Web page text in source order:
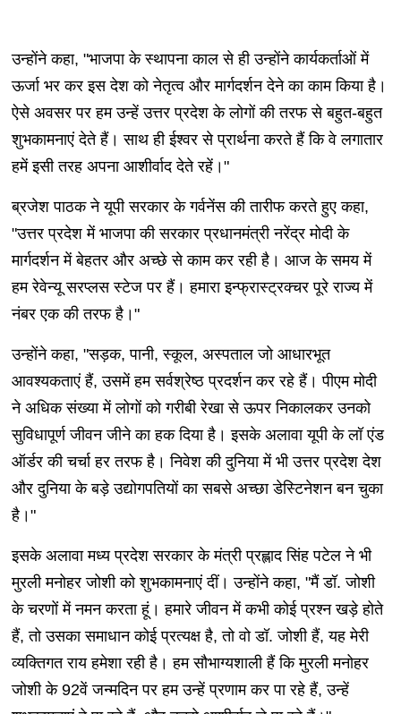
उन्होंने कहा, "भाजपा के स्थापना काल से ही उन्होंने कार्यकर्ताओं में
ऊर्जा भर कर इस देश को नेतृत्व और मार्गदर्शन देने का काम किया है।
ऐसे अवसर पर हम उन्हें उत्तर प्रदेश के लोगों की तरफ से बहुत-बहुत
शुभकामनाएं देते हैं। साथ ही ईश्वर से प्रार्थना करते हैं कि वे लगातार
हमें इसी तरह अपना आशीर्वाद देते रहें।"
ब्रजेश पाठक ने यूपी सरकार के गर्वनेंस की तारीफ करते हुए कहा,
"उत्तर प्रदेश में भाजपा की सरकार प्रधानमंत्री नरेंद्र मोदी के
मार्गदर्शन में बेहतर और अच्छे से काम कर रही है। आज के समय में
हम रेवेन्यू सरप्लस स्टेज पर हैं। हमारा इन्फ्रास्ट्रक्चर पूरे राज्य में
नंबर एक की तरफ है।"
उन्होंने कहा, "सड़क, पानी, स्कूल, अस्पताल जो आधारभूत
आवश्यकताएं हैं, उसमें हम सर्वश्रेष्ठ प्रदर्शन कर रहे हैं। पीएम मोदी
ने अधिक संख्या में लोगों को गरीबी रेखा से ऊपर निकालकर उनको
सुविधापूर्ण जीवन जीने का हक दिया है। इसके अलावा यूपी के लॉ एंड
ऑर्डर की चर्चा हर तरफ है। निवेश की दुनिया में भी उत्तर प्रदेश देश
और दुनिया के बड़े उद्योगपतियों का सबसे अच्छा डेस्टिनेशन बन चुका
है।"
इसके अलावा मध्य प्रदेश सरकार के मंत्री प्रह्लाद सिंह पटेल ने भी
मुरली मनोहर जोशी को शुभकामनाएं दीं। उन्होंने कहा, "मैं डॉ. जोशी
के चरणों में नमन करता हूं। हमारे जीवन में कभी कोई प्रश्न खड़े होते
हैं, तो उसका समाधान कोई प्रत्यक्ष है, तो वो डॉ. जोशी हैं, यह मेरी
व्यक्तिगत राय हमेशा रही है। हम सौभाग्यशाली हैं कि मुरली मनोहर
जोशी के 92वें जन्मदिन पर हम उन्हें प्रणाम कर पा रहे हैं, उन्हें